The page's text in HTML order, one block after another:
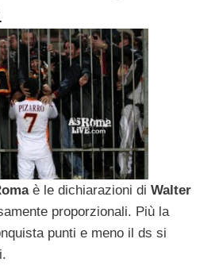
è le dichiarazioni di Walter
proporzionali. Più la
punti e meno il ds si